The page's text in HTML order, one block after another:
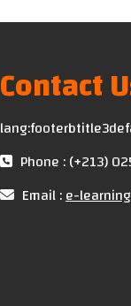
Contact
Phone : (+213)
Email :e-